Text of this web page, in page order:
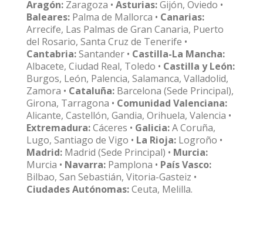
Aragón: Zaragoza • Asturias:Gijón, Oviedo •
Baleares: Palma de Mallorca • Canarias:
Arrecife, Las Palmas de Gran Canaria, Puerto
del Rosario, Santa Cruz de Tenerife •
Cantabria:Santander • Castilla-La Mancha:
Albacete, Ciudad Real, Toledo • Castilla y León:
Burgos, León, Palencia, Salamanca, Valladolid,
Zamora • Cataluña: Barcelona (Sede Principal),
Girona, Tarragona • Comunidad Valenciana:
Alicante, Castellón, Gandia, Orihuela, Valencia •
Extremadura:Cáceres • Galicia:A Coruña,
Lugo, Santiago de Vigo • La Rioja: Logroño •
Madrid: Madrid (Sede Principal) • Murcia:
Murcia • Navarra: Pamplona • País Vasco:
Bilbao, San Sebastián, Vitoria-Gasteiz •
Ciudades Autónomas:Ceuta, Melilla.